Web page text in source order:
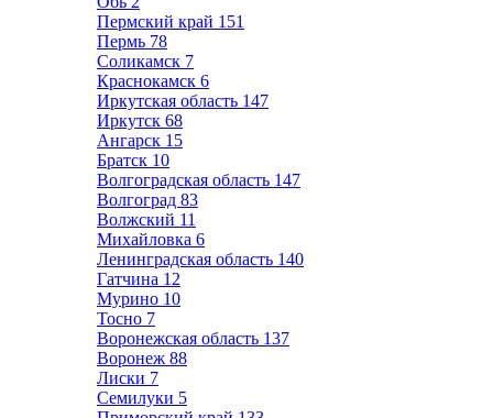
Пермский край 151
Пермь 78
Соликамск 7
Краснокамск 6
Иркутская область 147
Иркутск 68
Ангарск 15
Братск 10
Волгоградская область 147
Волгоград 83
Волжский 11
Михайловка 6
Ленинградская область 140
Гатчина 12
Мурино 10
Тосно 7
Воронежская область 137
Воронеж 88
Лиски 7
Семилуки 5